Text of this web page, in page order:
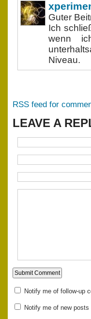
Guter
Ich
wenn
Niveau.
RSS feed for
LEAVE A
Notify me of follow-up
Notify me of new posts